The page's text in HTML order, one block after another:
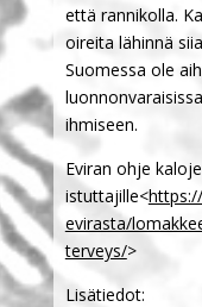
että rannikolla.
oireita lähinnä
Suomessa ole
ihmiseen.
Eviran ohje
istuttajille<
evirasta/
terveys/>
Lisätiedot: